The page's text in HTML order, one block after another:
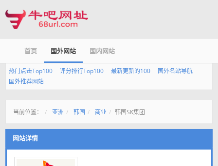
首页 国外网站 国内网站
热门点击Top100 评分排行Top100 最新更新的100
国外名站导航
国外推荐网站
当前位置： 亚洲 韩国 商业 韩国SK集团
网站详情